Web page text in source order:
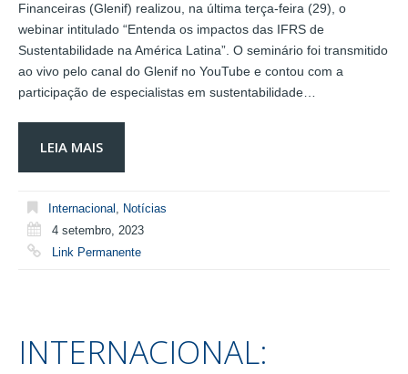
Financeiras (Glenif) realizou, na última terça-feira (29), o
webinar intitulado “Entenda os impactos das IFRS de
Sustentabilidade na América Latina”. O seminário foi transmitido
ao vivo pelo canal do Glenif no YouTube e contou com a
participação de especialistas em sustentabilidade…
LEIA MAIS
Internacional , Notícias
4 setembro, 2023
Link Permanente
INTERNACIONAL: